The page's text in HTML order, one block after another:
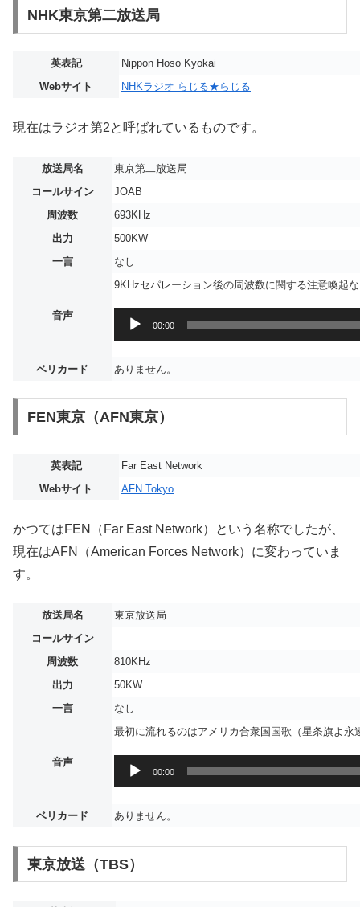
ヤ
ー
NHK東京第二放送局
英表記
Nippon Hoso Kyokai
Webサイト
NHKラジオ らじる★らじる
現在はラジオ第2と呼ばれているものです。
放送局名
東京第二放送局
コールサイン
JOAB
周波数
693KHz
出力
500KW
一言
なし
音声
9KHzセパレーション後の周波数に関する注意喚起
レ
00:00
ベリカード ありません。
FEN東京（AFN東京）
英表記
Far East Network
Webサイト
AFN Tokyo
かつてはFEN（Far East Network）という名称でしたが、
現在はAFN（American Forces Network）に変わっていま
す。
放送局名
東京放送局
コールサイン
周波数
810KHz
出力
50KW
一言
なし
音声
最初に流れるのはアメリカ合衆国国歌（星条旗よ永
レ
00:00
ベリカード ありません。
東京放送（TBS）